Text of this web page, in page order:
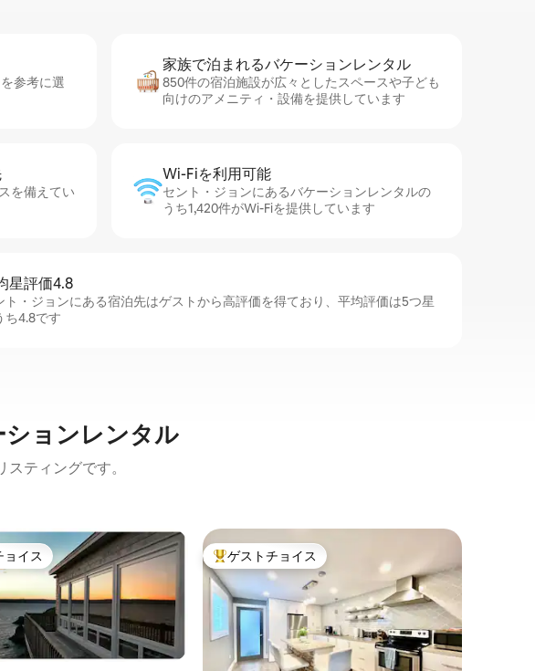
参考に選
家族で泊まれるバ⁠ケ⁠ー⁠シ⁠ョ⁠ンレ⁠ン⁠タ⁠ル
850件の宿泊施設が広々としたスペースや子ども
向けのアメニティ・設備を提供しています
を備えてい
Wi-Fiを利⁠用⁠可⁠能
セント・ジョンにあるバケーションレンタルの
うち1,420件がWi-Fiを提供しています
星評価4.8
ト・ジョンにある宿泊先はゲストから高評価を得ており、平均評価は5つ星
ち4.8です
ョンレンタル
ティングです。
ストチョイスです。
ョイス 大好評のゲストチョイスです。
ゲストチョイス